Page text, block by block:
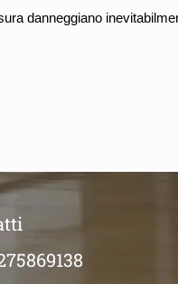
danneggiano